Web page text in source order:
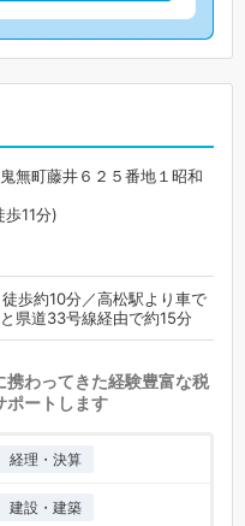
無町藤井６２５番地１昭和
歩11分)
歩約10分／高松駅より車で
県道33号線経由で約15分
わってきた経験豊富な税
ポートします
経理・決算
建設・建築